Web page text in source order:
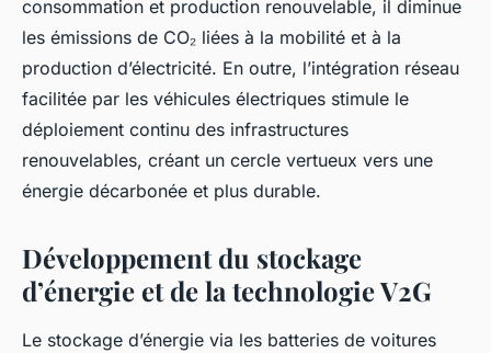
consommation et production renouvelable, il diminue
les émissions de CO₂ liées à la mobilité et à la
production d’électricité. En outre, l’intégration réseau
facilitée par les véhicules électriques stimule le
déploiement continu des infrastructures
renouvelables, créant un cercle vertueux vers une
énergie décarbonée et plus durable.
Développement du stockage
d’énergie et de la technologie V2G
Le stockage d’énergie via les batteries de voitures